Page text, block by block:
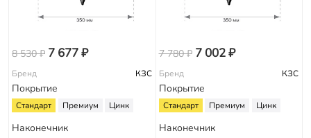
8 530 ₽ 7 677 ₽
Бренд КЗС
Покрытие
Стандарт Премиум Цинк
Наконечник
7 780 ₽ 7 002 ₽
Бренд КЗС
Покрытие
Стандарт Премиум Цинк
Наконечник